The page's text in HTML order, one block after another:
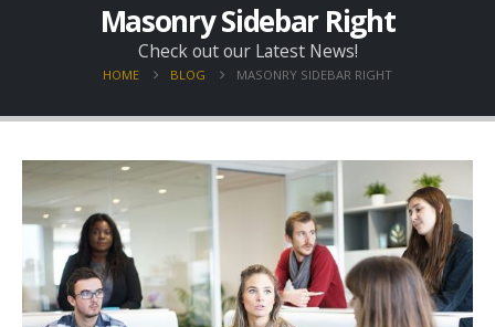
Masonry Sidebar Right
Check out our Latest News!
HOME BLOG MASONRY SIDEBAR RIGHT